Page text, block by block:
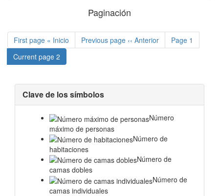
Paginación
First page « Inicio Previous page ‹‹ Anterior Page 1
Current page 2
Clave de los símbolos
Número
máximo de personas
Número de
habitaciones
Número de
camas dobles
Número de
camas individuales